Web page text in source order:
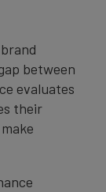
between
evaluates
their